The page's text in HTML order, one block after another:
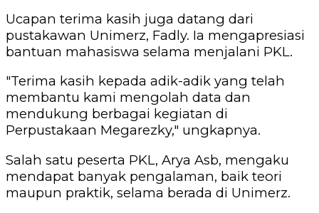
Ucapan terima kasih juga datang dari
pustakawan Unimerz, Fadly. Ia mengapresiasi
bantuan mahasiswa selama menjalani PKL.
"Terima kasih kepada adik-adik yang telah
membantu kami mengolah data dan
mendukung berbagai kegiatan di
Perpustakaan Megarezky," ungkapnya.
Salah satu peserta PKL, Arya Asb, mengaku
mendapat banyak pengalaman, baik teori
maupun praktik, selama berada di Unimerz.